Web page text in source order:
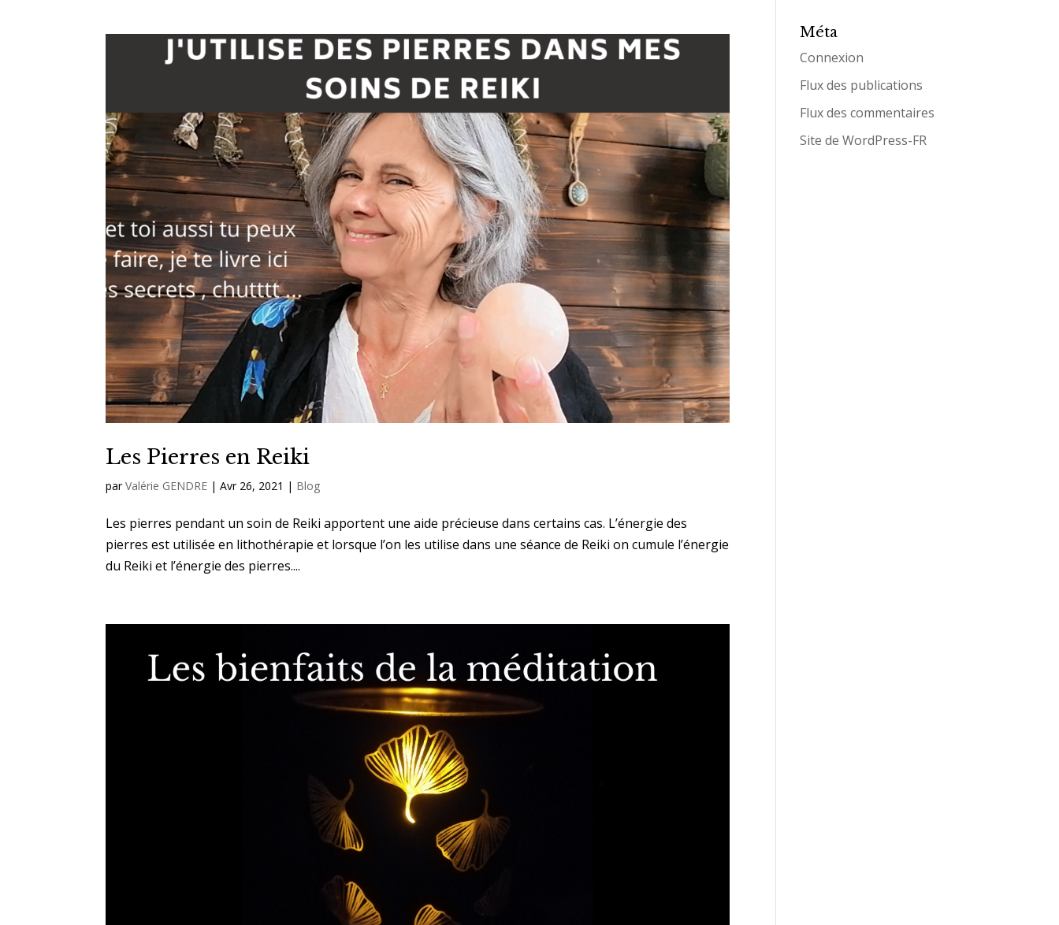
Les Pierres en Reiki
parValérie GENDRE |Avr 26, 2021 | Blog
Les pierres pendant un soin de Reiki apportent une aide précieuse dans certains cas. L’énergie des
pierres est utilisée en lithothérapie et lorsque l’on les utilise dans une séance de Reiki on cumule l’énergie
du Reiki et l’énergie des pierres....
Méta
Connexion
Flux des publications
Flux des commentaires
Site de WordPress-FR